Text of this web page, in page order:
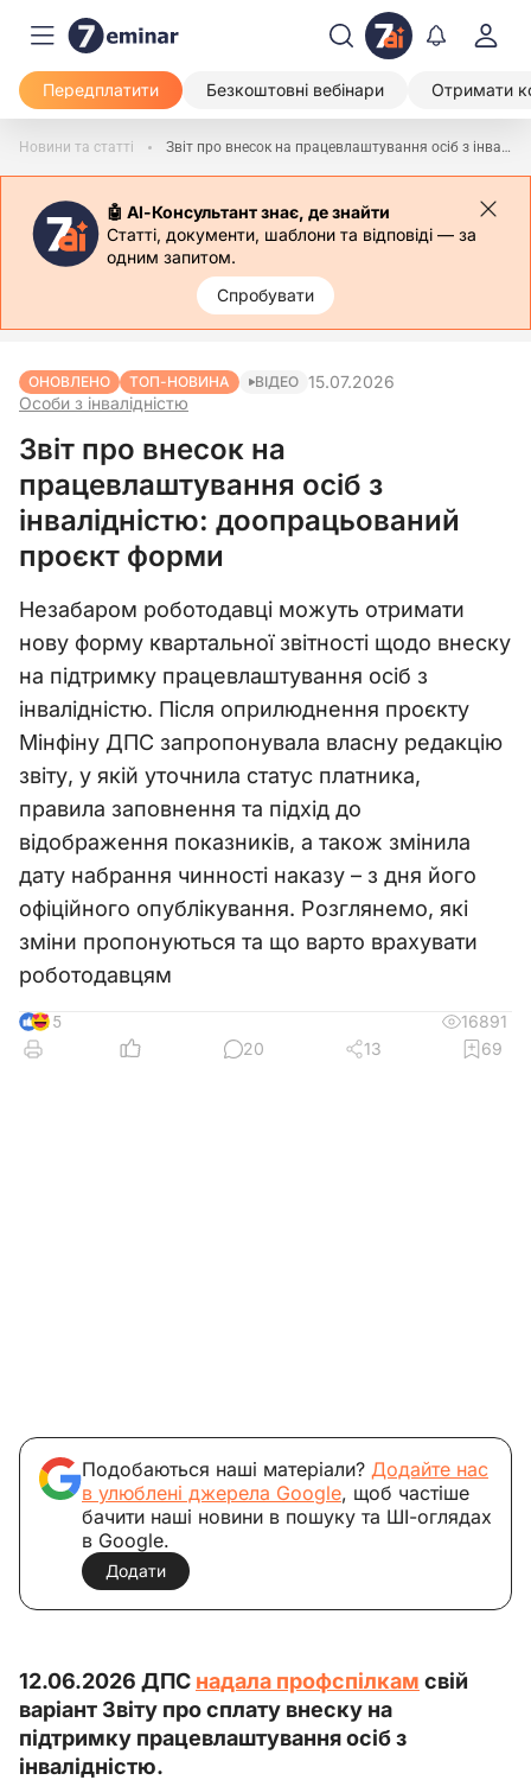
Передплатити Безкоштовні вебінари Отримати
Новини та статті Звіт про внесок на працевлаштування осіб з інвалідністю: доопрацьований проєкт форми
🤖 АІ-Консультант знає, де знайти
Статті, документи, шаблони та відповіді — за
одним запитом.
Спробувати
ОНОВЛЕНО ТОП-НОВИНА ВІДЕО
Особи з інвалідністю
15.07.2026
Звіт про внесок на
працевлаштування осіб з
інвалідністю: доопрацьований
проєкт форми
Незабаром роботодавці можуть отримати
нову форму квартальної звітності щодо внеску
на підтримку працевлаштування осіб з
інвалідністю. Після оприлюднення проєкту
Мінфіну ДПС запропонувала власну редакцію
звіту, у якій уточнила статус платника,
правила заповнення та підхід до
відображення показників, а також змінила
дату набрання чинності наказу – з дня його
офіційного опублікування. Розглянемо, які
зміни пропонуються та що варто врахувати
роботодавцям
15
16891
20
13 69
Подобаються наші матеріали? Додайте нас
в улюблені джерела Google, щоб частіше
бачити наші новини в пошуку та ШІ-оглядах
в Google.
Додати
12.06.2026 ДПС надала профспілкам свій
варіант Звіту про сплату внеску на
підтримку працевлаштування осіб з
інвалідністю.